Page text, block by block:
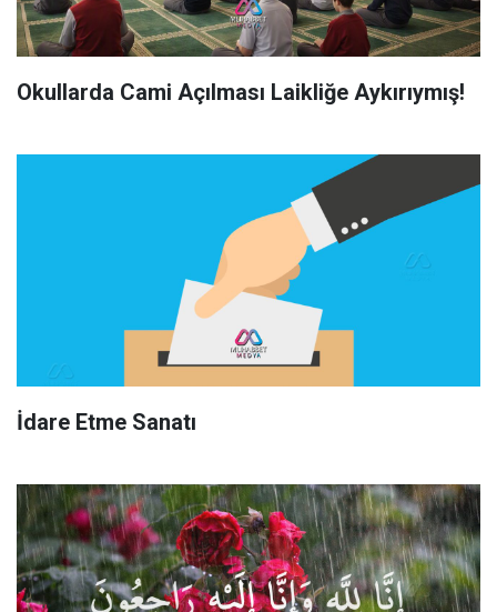
Okullarda Cami Açılması Laikliğe Aykırıymış!
İdare Etme Sanatı